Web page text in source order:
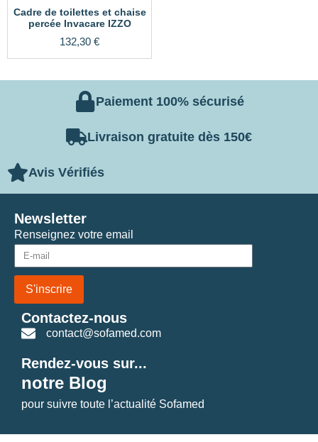
Cadre de toilettes et chaise
percée Invacare IZZO
132,30 €
Paiement 100% sécurisé
Livraison gratuite dès 150€
Avis Vérifiés
Renseignez votre email
S'inscrire
Newsletter
Contactez-nous
contact@sofamed.com
Rendez-vous sur...
notre Blog
pour suivre toute l’actualité Sofamed